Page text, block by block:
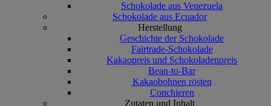
Schokolade aus Venezuela
Schokolade aus Ecuador
Herstellung
Geschichte der Schokolade
Fairtrade-Schokolade
Kakaopreis und Schokoladenpreis
Bean-to-Bar
Kakaobohnen rösten
Conchieren
Zutaten und Inhalt